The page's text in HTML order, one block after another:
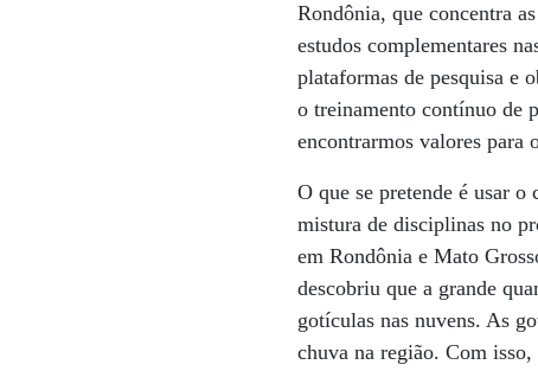
Rondônia, que concentra
estudos complementares
plataformas de pesquisa e
o treinamento contínuo de
encontrarmos valores para
O que se pretende é usar
mistura de disciplinas no
em Rondônia e Mato
descobriu que a grande
gotículas nas nuvens. As
chuva na região. Com